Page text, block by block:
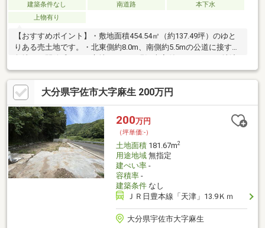
建築条件なし 南道路
本下水
上物有り
【おすすめポイント】・敷地面積454.54㎡（約137.49坪）のゆと
りある売土地です。・北東側約8.0m、南側約5.5mの公道に接する
しではないため建物の活用や建替えなど幅広い選択肢がありま
す。・複数台分の駐車スペースや庭を確保した住まい、事業用地
としての活用も検討可能です。
大分県宇佐市大字麻生 200万円
200万円
（坪単価:-）
土地面積181.67m2
用途地域無指定
建ぺい率-
容積率-
建築条件なし
ＪＲ日豊本線「天津」13.9Ｋｍ
大分県宇佐市大字麻生